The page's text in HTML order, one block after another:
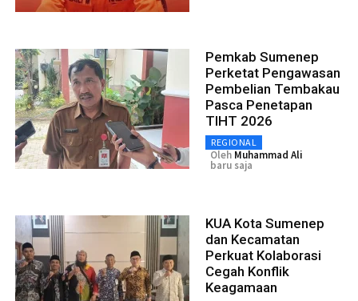
Pemkab Sumenep
Perketat Pengawasan
Pembelian Tembakau
Pasca Penetapan
TIHT 2026
REGIONAL
Oleh Muhammad Ali
baru saja
KUA Kota Sumenep
dan Kecamatan
Perkuat Kolaborasi
Cegah Konflik
Keagamaan